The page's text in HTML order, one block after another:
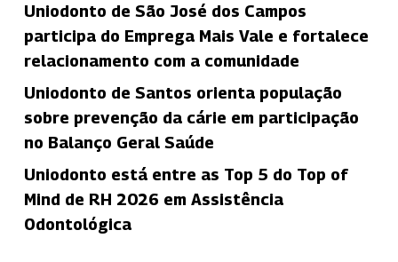
Uniodonto de São José dos Campos
participa do Emprega Mais Vale e fortalece
relacionamento com a comunidade
Uniodonto de Santos orienta população
sobre prevenção da cárie em participação
no Balanço Geral Saúde
Uniodonto está entre as Top 5 do Top of
Mind de RH 2026 em Assistência
Odontológica